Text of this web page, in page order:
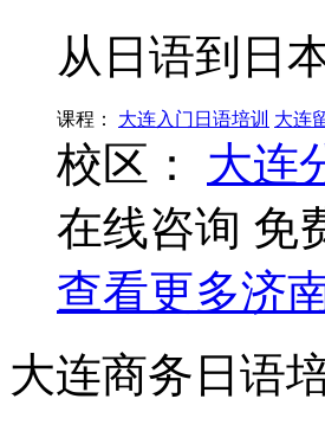
从日语到日
课程： 大连入门日语培训 大连
校区： 大连
在线咨询 免
查看更多济
大连商务日语